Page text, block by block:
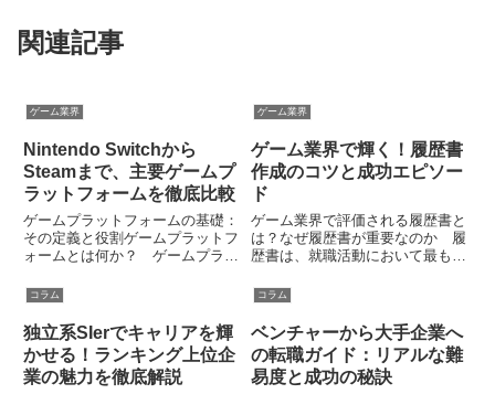
関連記事
ゲーム業界
Nintendo Switchから
Steamまで、主要ゲームプ
ラットフォームを徹底比較
ゲームプラットフォームの基礎：
その定義と役割ゲームプラットフ
ォームとは何か？ ゲームプラッ
するための基盤となるハードウェ
す。具体的には、コンシューマー
ゲーム機、PC、スマートフォン
な...
ゲーム業界
ゲーム業界で輝く！履歴書
作成のコツと成功エピソー
ド
ゲーム業界で評価される履歴書と
は？なぜ履歴書が重要なのか 履
歴書は、就職活動において最も基
ーム業界では、採用担当者に自分
に伝えるための最初のステップと
して機能します。履歴書はただ
の...
コラム
独立系SIerでキャリアを輝
かせる！ランキング上位企
業の魅力を徹底解説
コラム
ベンチャーから大手企業へ
の転職ガイド：リアルな難
易度と成功の秘訣